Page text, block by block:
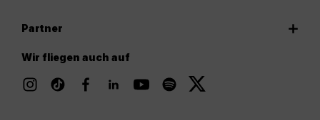
Partner
Wir fliegen auch auf